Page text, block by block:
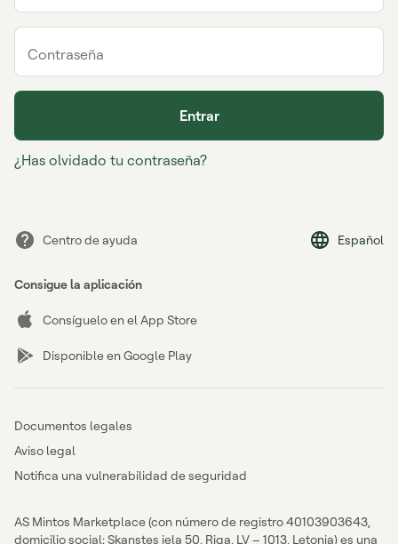
Contraseña
Entrar
¿Has olvidado tu contraseña?
Centro de ayuda Español
Consigue la aplicación
Consíguelo en el App Store
Disponible en Google Play
Documentos legales
Aviso legal
Notifica una vulnerabilidad de seguridad
AS Mintos Marketplace (con número de registro 40103903643,
domicilio social: Skanstes iela 50, Riga, LV – 1013, Letonia) es una